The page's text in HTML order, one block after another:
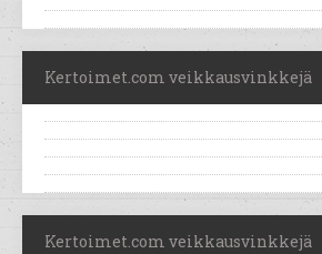
Kertoimet.com veikkausvinkkejä
Kertoimet.com veikkausvinkkejä